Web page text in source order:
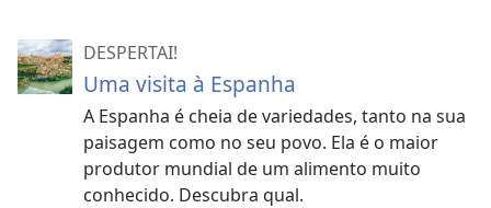
DESPERTAI!
Uma visita à Espanha
A Espanha é cheia de variedades, tanto na sua
paisagem como no seu povo. Ela é o maior
produtor mundial de um alimento muito
conhecido. Descubra qual.